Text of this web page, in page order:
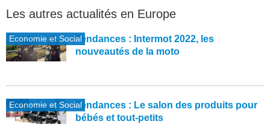
Les autres actualités en Europe
Economie et SocialTendances : Intermot 2022, les
nouveautés de la moto
Economie et SocialTendances : Le salon des produits pour
bébés et tout-petits